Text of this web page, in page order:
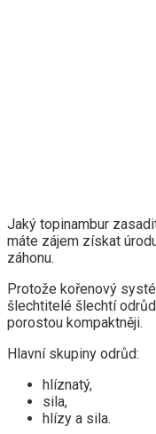
Jaký topinambur
máte zájem získat
záhonu.
Protože kořenový
šlechtitelé šlechtí
porostou kompaktněji.
Hlavní skupiny odrůd:
hlíznatý,
sila,
hlízy a sila.